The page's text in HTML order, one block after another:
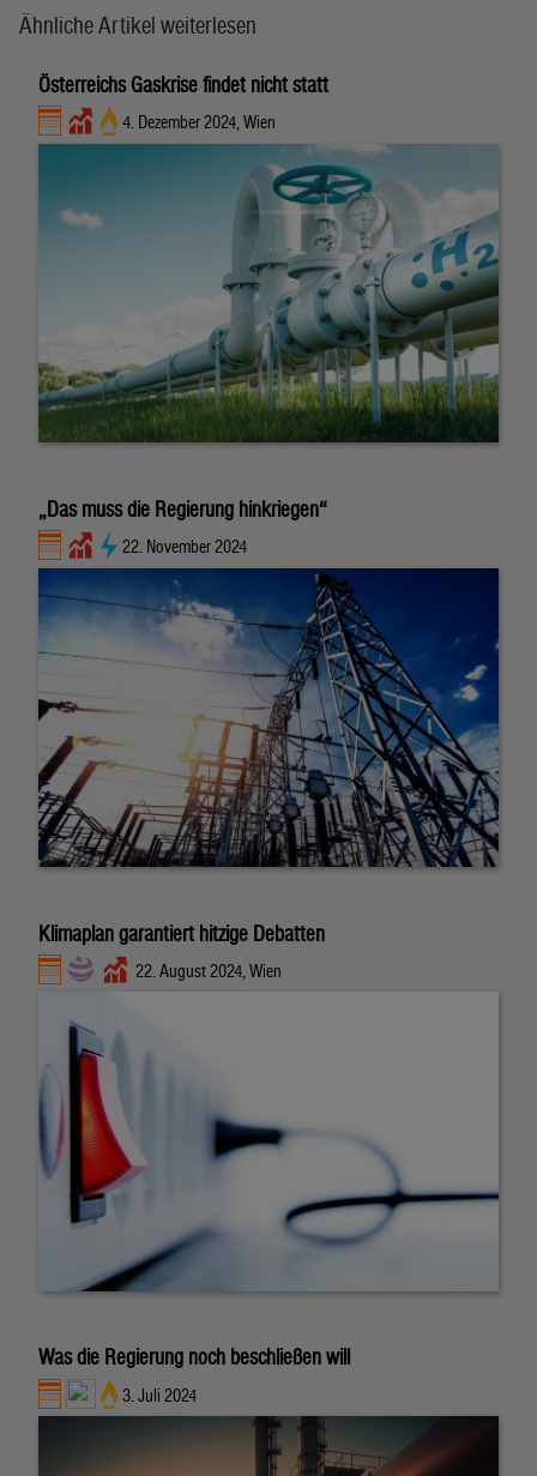
Ähnliche Artikel weiterlesen
Österreichs Gaskrise findet nicht statt
4. Dezember 2024, Wien
„Das muss die Regierung hinkriegen“
22. November 2024
Klimaplan garantiert hitzige Debatten
22. August 2024, Wien
Was die Regierung noch beschließen will
3. Juli 2024